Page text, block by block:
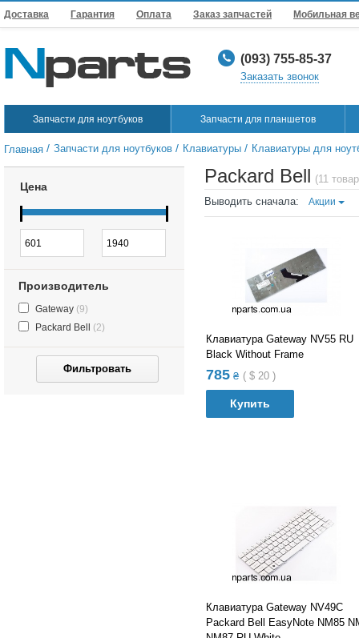
Доставка Гарантия Оплата Заказ запчастей Мобильная
(093) 755-85-37
Заказать звонок
Запчасти для ноутбуков Запчасти для планшетов
Главная / Запчасти для ноутбуков / Клавиатуры / Клавиатуры для
Packard Bell (11
Выводить сначала:
Акции
Клавиатура Gateway NV55 RU
Black Without Frame
785 ₴ ( $ 20)
Купить
Клавиатура Gateway NV49C
Packard Bell EasyNote NM85
Цена
Производитель
Gateway (9)
Packard Bell
(2)
Фильтровать